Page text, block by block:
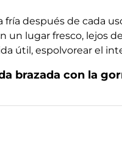
fría después de cada
un lugar fresco, lejos
útil, espolvorear el
brazada con la